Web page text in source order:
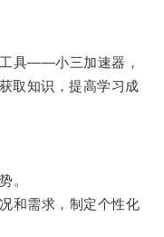
具——小三加速器，
取知识，提高学习成
。
需求，制定个性化